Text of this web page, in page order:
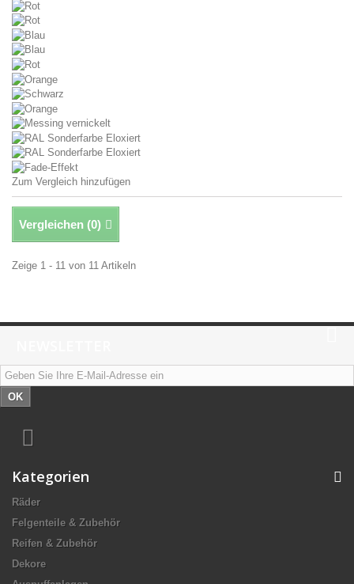
Zum Vergleich hinzufügen
Vergleichen (0)
Zeige 1 - 11 von 11 Artikeln
OK
Kategorien
Räder
Felgenteile & Zubehör
Reifen & Zubehör
Dekore